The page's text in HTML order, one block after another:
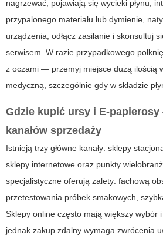
nagrzewać, pojawiają się wycieki płynu,
przypalonego materiału lub dymienie,
urządzenia, odłącz zasilanie i skonsultuj
serwisem. W razie przypadkowego
z oczami — przemyj miejsce dużą ilością
medyczną, szczególnie gdy w składzie
Gdzie kupić ursy i E-papierosy
kanałów sprzedaży
Istnieją trzy główne kanały: sklepy
sklepy internetowe oraz punkty
specjalistyczne oferują zalety: fachową
przetestowania próbek smakowych,
Sklepy online często mają większy wybór
jednak zakup zdalny wymaga zwrócenia